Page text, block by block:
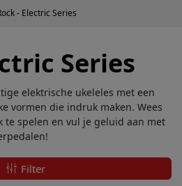
- Electric Series
Series
elektrische ukeleles met een
vormen die indruk maken. Wees
te spelen en vul je geluid aan met
Filter